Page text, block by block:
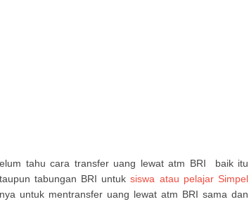
tahu cara transfer uang lewat atm BRI baik itu
tabungan BRI untuksiswa atau pelajar Simpel
untuk mentransfer uang lewat atm BRI sama dan